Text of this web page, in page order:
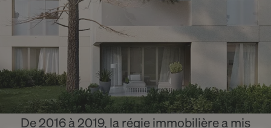
De 2016 à 2019, la régie immobilière a mis